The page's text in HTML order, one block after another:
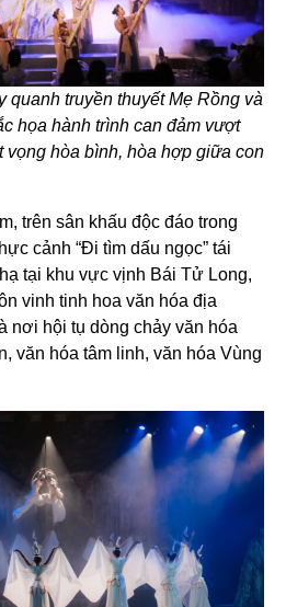
quanh truyền thuyết Mẹ Rồng và
họa hành trình can đảm vượt
vọng hòa bình, hòa hợp giữa con
trên sân khấu độc đáo trong
cảnh “Đi tìm dấu ngọc” tái
tại khu vực vịnh Bái Tử Long,
vinh tinh hoa văn hóa địa
nơi hội tụ dòng chảy văn hóa
văn hóa tâm linh, văn hóa Vùng